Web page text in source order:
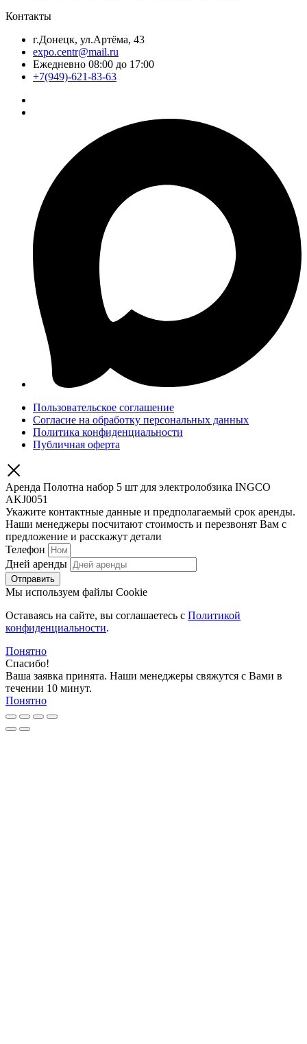
Контакты
г.Донецк, ул.Артёма, 43
expo.centr@mail.ru
Ежедневно 08:00 до 17:00
+7(949)-621-83-63
Пользовательское соглашение
Согласие на обработку персональных данных
Политика конфиденциальности
Публичная оферта
Аренда Полотна набор 5 шт для электролобзика INGCO
AKJ0051
Укажите контактные данные и предполагаемый срок аренды.
Наши менеджеры посчитают стоимость и перезвонят Вам с
предложение и расскажут детали
Телефон
Дней аренды
Отправить
Мы используем файлы Cookie
Оставаясь на сайте, вы соглашаетесь c Политикой
конфиденциальности.
Понятно
Спасибо!
Ваша заявка принята. Наши менеджеры свяжутся с Вами в
течении 10 минут.
Понятно